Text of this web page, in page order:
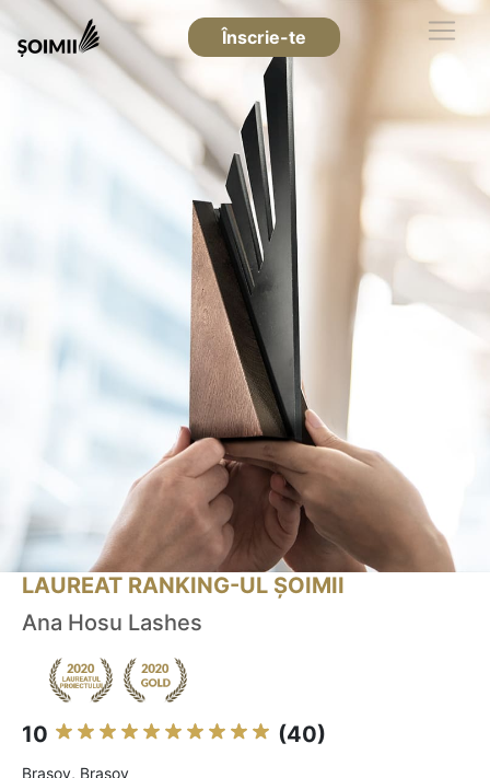
Înscrie-te
LAUREAT RANKING-UL ȘOIMII
Ana Hosu Lashes
10 (40)
Braşov, Brasov